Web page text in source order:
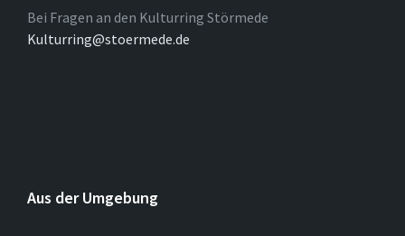
Bei Fragen an den Kulturring Störmede
Kulturring@stoermede.de
Aus der Umgebung